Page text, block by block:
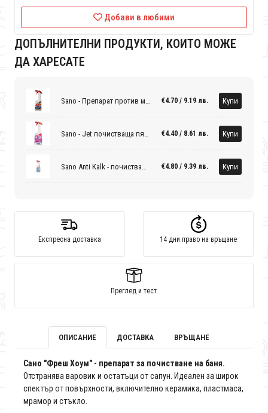
Добави в любими
ДОПЪЛНИТЕЛНИ ПРОДУКТИ, КОИТО МОЖЕ
ДА ХАРЕСАТЕ
€4.70 / 9.19 лв. Купи
€4.40 / 8.61 лв. Купи
€4.80 / 9.39 лв. Купи
Експресна доставка 14 дни право на връщане
Преглед и тест
ОПИСАНИЕ ДОСТАВКА ВРЪЩАНЕ
Сано "Фреш Хоум" - препарат за почистване на баня.
Отстранява варовик и остатъци от сапун. Идеален за широк
спектър от повърхности, включително керамика, пластмаса,
мрамор и стъкло.